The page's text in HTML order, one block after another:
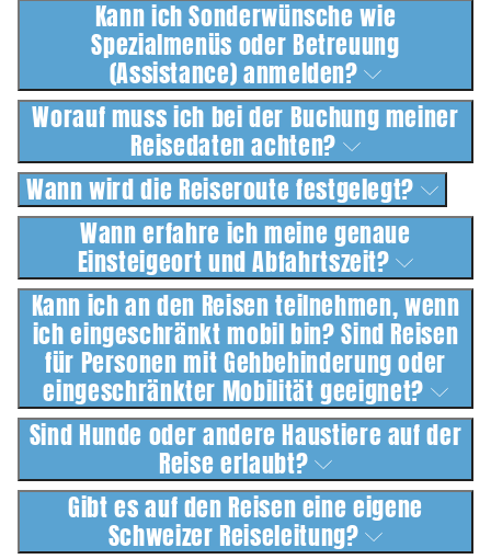
Kann ich Sonderwünsche wie
Spezialmenüs oder Betreuung
(Assistance) anmelden?
Worauf muss ich bei der Buchung meiner
Reisedaten achten?
Wann wird die Reiseroute festgelegt?
Wann erfahre ich meine genaue
Einsteigeort und Abfahrtszeit?
Kann ich an den Reisen teilnehmen, wenn
ich eingeschränkt mobil bin? Sind Reisen
für Personen mit Gehbehinderung oder
eingeschränkter Mobilität geeignet?
Sind Hunde oder andere Haustiere auf der
Reise erlaubt?
Gibt es auf den Reisen eine eigene
Schweizer Reiseleitung?